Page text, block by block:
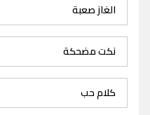
الغاز صعبة
نكت مضحكة
كلام حب